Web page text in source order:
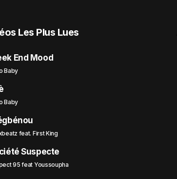
Les Plus Lues
End Mood
Baby
Baby
feat. First King
Suspecte
95 feat Youssoupha